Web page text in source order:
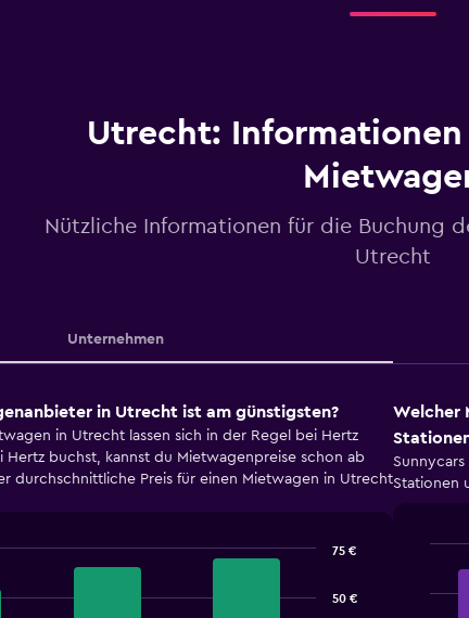
Utrecht: Informationen
Nützliche Informationen für die Buchung
Utrecht
Unternehmen
in Utrecht ist am günstigsten?
in Utrecht lassen sich in der Regel bei Hertz
Hertz buchst, kannst du Mietwagenpreise schon ab
durchschnittliche Preis für einen Mietwagen in Utrecht
50 €
75 €
Welcher
Stationen